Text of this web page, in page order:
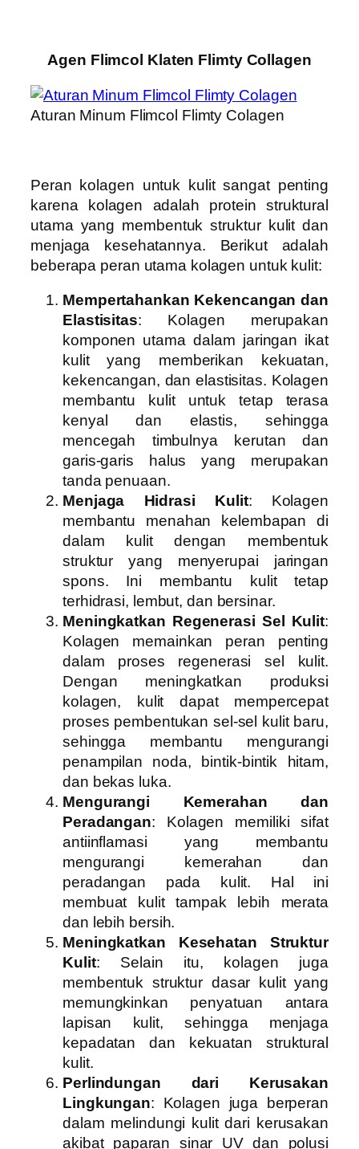
Agen Flimcol Klaten Flimty Collagen
Aturan Minum Flimcol Flimty Colagen
Peran kolagen untuk kulit sangat penting
karena kolagen adalah protein struktural
utama yang membentuk struktur kulit dan
menjaga kesehatannya. Berikut adalah
beberapa peran utama kolagen untuk kulit:
Mempertahankan Kekencangan dan
Elastisitas: Kolagen merupakan
komponen utama dalam jaringan ikat
kulit yang memberikan kekuatan,
kekencangan, dan elastisitas. Kolagen
membantu kulit untuk tetap terasa
kenyal dan elastis, sehingga
mencegah timbulnya kerutan dan
garis-garis halus yang merupakan
tanda penuaan.
Menjaga Hidrasi Kulit: Kolagen
membantu menahan kelembapan di
dalam kulit dengan membentuk
struktur yang menyerupai jaringan
spons. Ini membantu kulit tetap
terhidrasi, lembut, dan bersinar.
Meningkatkan Regenerasi Sel Kulit:
Kolagen memainkan peran penting
dalam proses regenerasi sel kulit.
Dengan meningkatkan produksi
kolagen, kulit dapat mempercepat
proses pembentukan sel-sel kulit baru,
sehingga membantu mengurangi
penampilan noda, bintik-bintik hitam,
dan bekas luka.
Mengurangi Kemerahan dan
Peradangan: Kolagen memiliki sifat
antiinflamasi yang membantu
mengurangi kemerahan dan
peradangan pada kulit. Hal ini
membuat kulit tampak lebih merata
dan lebih bersih.
Meningkatkan Kesehatan Struktur
Kulit: Selain itu, kolagen juga
membentuk struktur dasar kulit yang
memungkinkan penyatuan antara
lapisan kulit, sehingga menjaga
kepadatan dan kekuatan struktural
kulit.
Perlindungan dari Kerusakan
Lingkungan: Kolagen juga berperan
dalam melindungi kulit dari kerusakan
akibat paparan sinar UV dan polusi